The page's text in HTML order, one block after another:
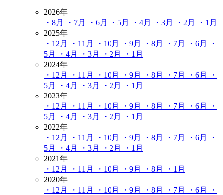
2026年
・8月
・7月 ・6月 ・5月 ・4月 ・3月 ・2月
・1月
2025年
・12月
・11月 ・10月 ・9月 ・8月 ・7月 ・6月
・
5月
・4月 ・3月 ・2月
・1月
2024年
・12月
・11月 ・10月 ・9月 ・8月 ・7月 ・6月
・
5月
・4月 ・3月 ・2月
・1月
2023年
・12月
・11月 ・10月 ・9月 ・8月 ・7月 ・6月
・
5月
・4月 ・3月 ・2月
・1月
2022年
・12月
・11月 ・10月 ・9月 ・8月 ・7月 ・6月
・
5月
・4月 ・3月 ・2月
・1月
2021年
・12月
・11月 ・10月 ・9月 ・8月
・1月
2020年
・12月
・11月 ・10月 ・9月 ・8月 ・7月 ・6月
・